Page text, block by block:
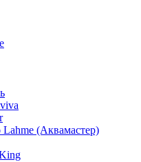
Lahme (Аквамастер)